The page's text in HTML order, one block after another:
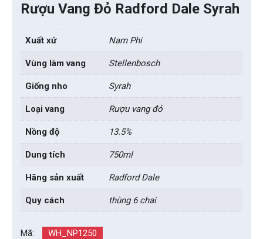
Rượu Vang Đỏ Radford Dale Syrah
Xuất xứ Nam Phi
Vùng làm vang Stellenbosch
Giống nho Syrah
Loại vang Rượu vang đỏ
Nồng độ 13.5%
Dung tích 750ml
Hãng sản xuất Radford Dale
Quy cách thùng 6 chai
Mã: WH_NP1250